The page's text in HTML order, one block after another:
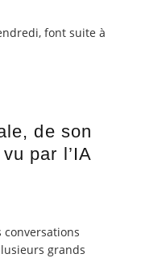
font suite à
de son
par l’IA
grands